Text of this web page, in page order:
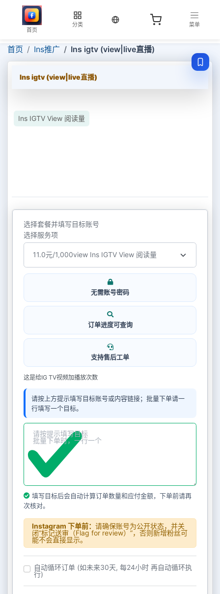
首页
分类
当前语言：中文
菜单
首页 Ins推广 Ins igtv (view|live直播)
Ins igtv (view|live直播)
Ins IGTV View 阅读量
选择套餐并填写目标账号
选择服务项
无需账号密码
订单进度可查询
支持售后工单
这是给IG TV视频加播放次数
请按上方提示填写目标账号或内容链接；批量下单请一
行填写一个目标。
填写目标后会自动计算订单数量和应付金额，下单前请再
次核对。
Instagram 下单前： 请确保账号为公开状态，并关
闭“标记送审（Flag for review）”，否则新增粉丝可
能不会直接显示。
自动循环订单 (如未来30天, 每24小时 再自动循环执
行)